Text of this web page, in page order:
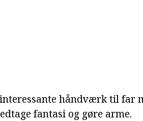
håndværk til far
fantasi og gøre arme.